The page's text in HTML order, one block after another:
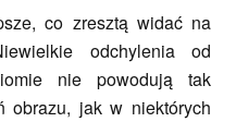
co zresztą widać na
odchylenia od
nie powodują tak
obrazu, jak w niektórych